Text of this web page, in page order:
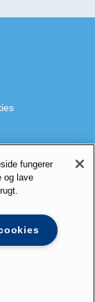
fungerer
og lave